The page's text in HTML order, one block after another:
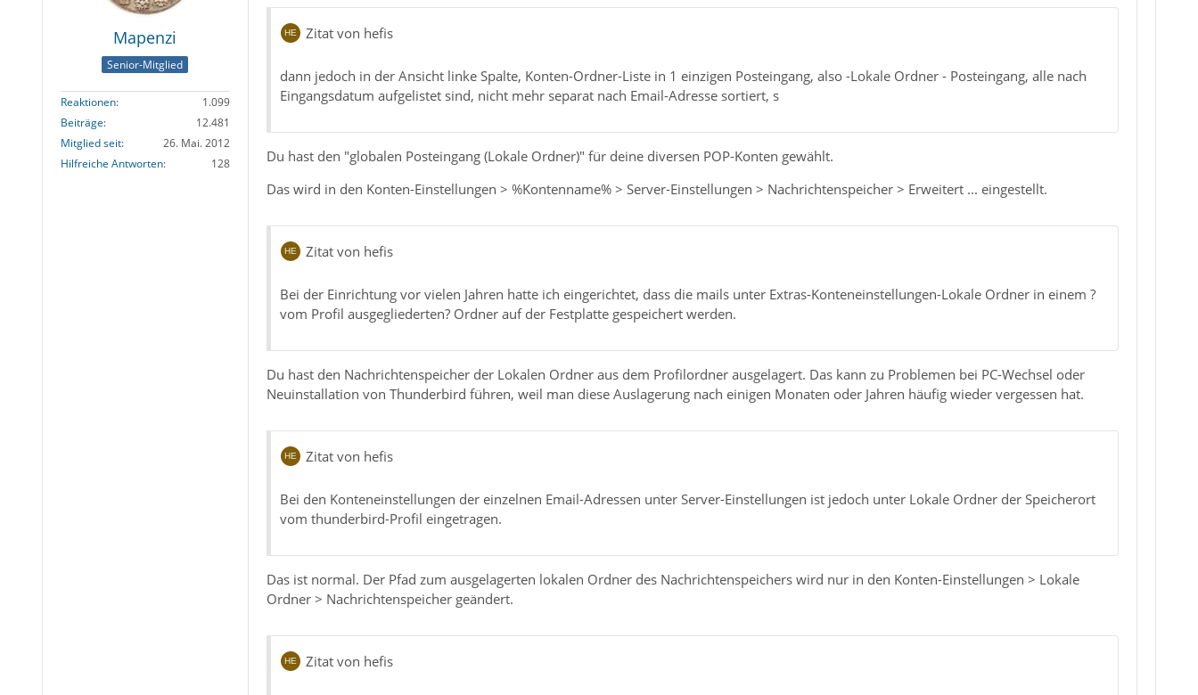
Mapenzi
Senior-Mitglied
Reaktionen
1.099
Beiträge
12.481
Mitglied seit
26. Mai. 2012
Hilfreiche Antworten
128
Zitat von hefis
dann jedoch in der Ansicht linke Spalte, Konten-Ordner-Liste in 1 einzigen Posteingang, also -Lokale Ordner - Posteingang, alle nach
Eingangsdatum aufgelistet sind, nicht mehr separat nach Email-Adresse sortiert, s
Du hast den "globalen Posteingang (Lokale Ordner)" für deine diversen POP-Konten gewählt.
Das wird in den Konten-Einstellungen > %Kontenname% > Server-Einstellungen > Nachrichtenspeicher > Erweitert ... eingestellt.
Zitat von hefis
Bei der Einrichtung vor vielen Jahren hatte ich eingerichtet, dass die mails unter Extras-Konteneinstellungen-Lokale Ordner in einem ?
vom Profil ausgegliederten? Ordner auf der Festplatte gespeichert werden.
Du hast den Nachrichtenspeicher der Lokalen Ordner aus dem Profilordner ausgelagert. Das kann zu Problemen bei PC-Wechsel oder
Neuinstallation von Thunderbird führen, weil man diese Auslagerung nach einigen Monaten oder Jahren häufig wieder vergessen hat.
Zitat von hefis
Bei den Konteneinstellungen der einzelnen Email-Adressen unter Server-Einstellungen ist jedoch unter Lokale Ordner der Speicherort
vom thunderbird-Profil eingetragen.
Das ist normal. Der Pfad zum ausgelagerten lokalen Ordner des Nachrichtenspeichers wird nur in den Konten-Einstellungen > Lokale
Ordner > Nachrichtenspeicher geändert.
Zitat von hefis